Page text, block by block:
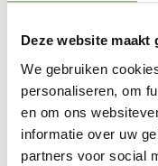
Deze website maakt
We gebruiken
personaliseren, om
en om ons
informatie over uw
partners voor social
€
1 op voorraad
In winkelmand